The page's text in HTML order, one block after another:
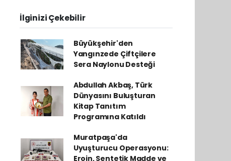
İlginizi Çekebilir
Büyükşehir'den
Yangınzede Çiftçilere
Sera Naylonu Desteği
Abdullah Akbaş, Türk
Dünyasını Buluşturan
Kitap Tanıtım
Programına Katıldı
Muratpaşa'da
Uyuşturucu Operasyonu:
Eroin, Sentetik Madde ve